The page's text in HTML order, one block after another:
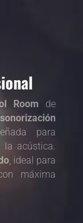
Room de
para
la acústica.
, ideal para
máxima